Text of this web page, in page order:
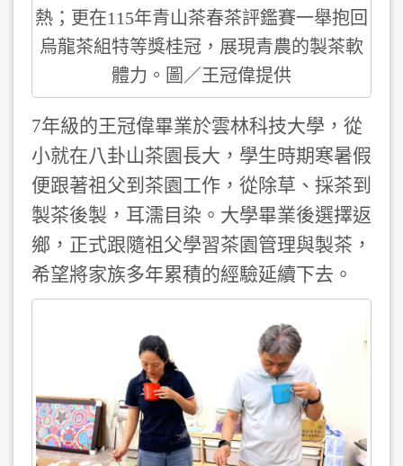
熱；更在115年青山茶春茶評鑑賽一舉抱回
烏龍茶組特等獎桂冠，展現青農的製茶軟
體力。圖／王冠偉提供
7年級的王冠偉畢業於雲林科技大學，從
小就在八卦山茶園長大，學生時期寒暑假
便跟著祖父到茶園工作，從除草、採茶到
製茶後製，耳濡目染。大學畢業後選擇返
鄉，正式跟隨祖父學習茶園管理與製茶，
希望將家族多年累積的經驗延續下去。